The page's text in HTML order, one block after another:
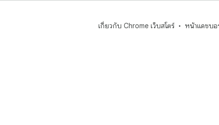
เกี่ยวกับ Chrome เว็บสโตร์ หน้าแดชบ